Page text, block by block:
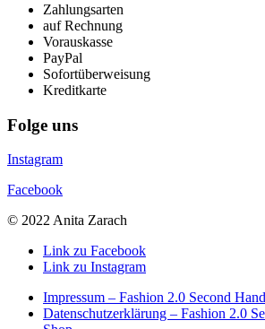
Zahlungsarten
auf Rechnung
Vorauskasse
PayPal
Sofortüberweisung
Kreditkarte
Folge uns
Instagram
Facebook
© 2022 Anita Zarach
Link zu Facebook
Link zu Instagram
Impressum – Fashion 2.0 Second
Datenschutzerklärung – Fashion 2.0